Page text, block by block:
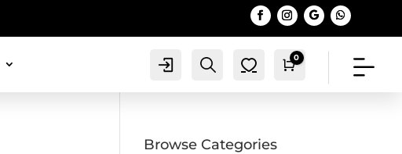
Account Search Warenkorb
0
€
Browse Categories